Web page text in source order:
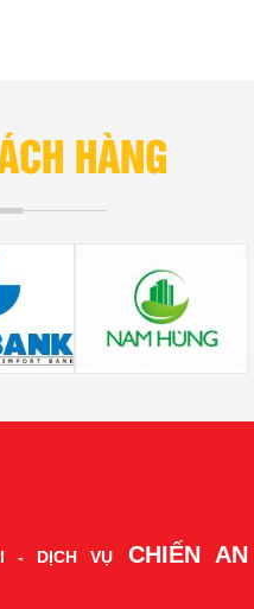
HÀNG
- DỊCH VỤ CHIẾN AN